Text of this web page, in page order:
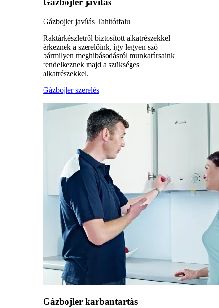
Gázbojler javítás
Gázbojler javítás Tahitótfalu
Raktárkészletről biztosított alkatrészekkel
érkeznek a szerelőink, így legyen szó
bármilyen meghibásodásról munkatársaink
rendelkeznek majd a szükséges
alkatrészekkel.
Gázbojler szerelés
Gázbojler karbantartás